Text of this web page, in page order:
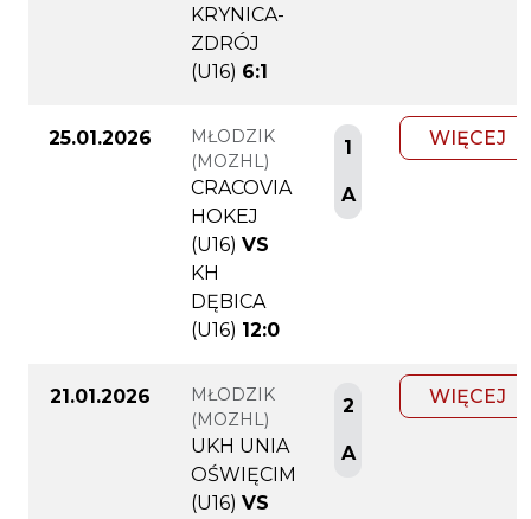
KRYNICA-
ZDRÓJ
(U16) 6:1
25.01.2026
MŁODZIK
(MOZHL)
CRACOVIA
HOKEJ
(U16) VS
KH
DĘBICA
(U16) 12:0
1
A
WIĘCEJ
21.01.2026
MŁODZIK
(MOZHL)
UKH UNIA
OŚWIĘCIM
(U16) VS
2
A
WIĘCEJ